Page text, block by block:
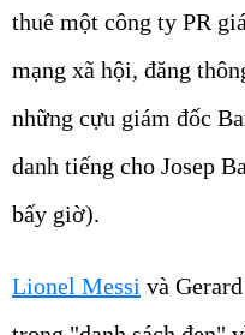
thuê một công ty PR
mạng xã hội, đăng
những cựu giám đốc
danh tiếng cho Josep
bấy giờ).
Lionel Messi và